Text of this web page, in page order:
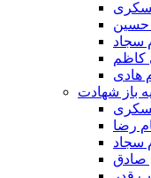
حسین
سجاد
کاظم
هادی
باز شهادت
رضا
سجاد
صادق